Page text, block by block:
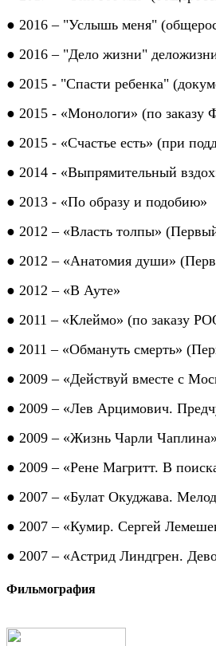
● 2016 – "Услышь меня"
● 2016 – "Дело жизни"
● 2015 - "Спасти ребенка"
● 2015 - «Монологи» (по заказу
● 2015 - «Счастье есть» (при
● 2014 - «Выпрямительный вздох
● 2013 - «По образу и подобию»
● 2012 – «Власть толпы»
● 2012 – «Анатомия души»
● 2012– «В Ауте»
● 2011– «Клеймо» (по заказу
● 2011– «Обмануть смерть»
● 2009 – «Действуй вместе с
● 2009 – «Лев Арцимович.
● 2009 – «Жизнь Чарли Чаплина»
● 2009 – «Рене Магритт. В
● 2007 – «Булат Окуджава.
● 2007 – «Кумир. Сергей
● 2007 – «Астрид Линдгрен.
Фильмография